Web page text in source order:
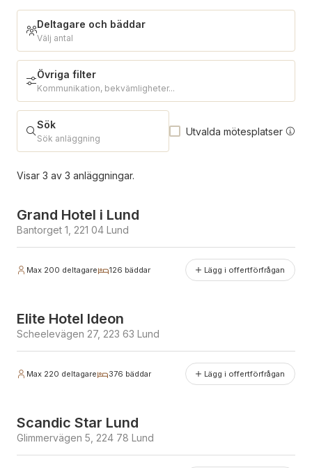
Deltagare och bäddar
Välj antal
Deltagare och bäddar
Antal deltagare
Övriga filter
Kommunikation, bekvämligheter...
Sök
Sök anläggning
Utvalda mötesplatser
Visar 3 av 3 anläggningar.
Erbjuder julbord
Grand Hotel i Lund
Bantorget 1, 221 04 Lund
Max 200 deltagare 126 bäddar Lägg i offertförfrågan
Elite Hotel Ideon
Scheelevägen 27, 223 63 Lund
Max 220 deltagare 376 bäddar Lägg i offertförfrågan
Scandic Star Lund
Glimmervägen 5, 224 78 Lund